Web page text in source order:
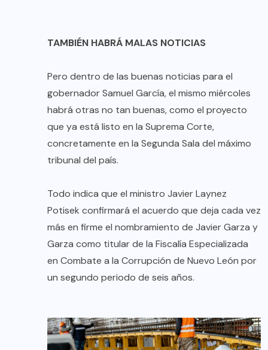
TAMBIÉN HABRÁ MALAS NOTICIAS
Pero dentro de las buenas noticias para el
gobernador Samuel García, el mismo miércoles
habrá otras no tan buenas, como el proyecto
que ya está listo en la Suprema Corte,
concretamente en la Segunda Sala del máximo
tribunal del país.
Todo indica que el ministro Javier Laynez
Potisek confirmará el acuerdo que deja cada vez
más en firme el nombramiento de Javier Garza y
Garza como titular de la Fiscalía Especializada
en Combate a la Corrupción de Nuevo León por
un segundo periodo de seis años.